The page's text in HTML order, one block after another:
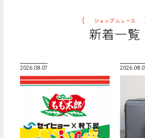
新着一覧
2026.08.07